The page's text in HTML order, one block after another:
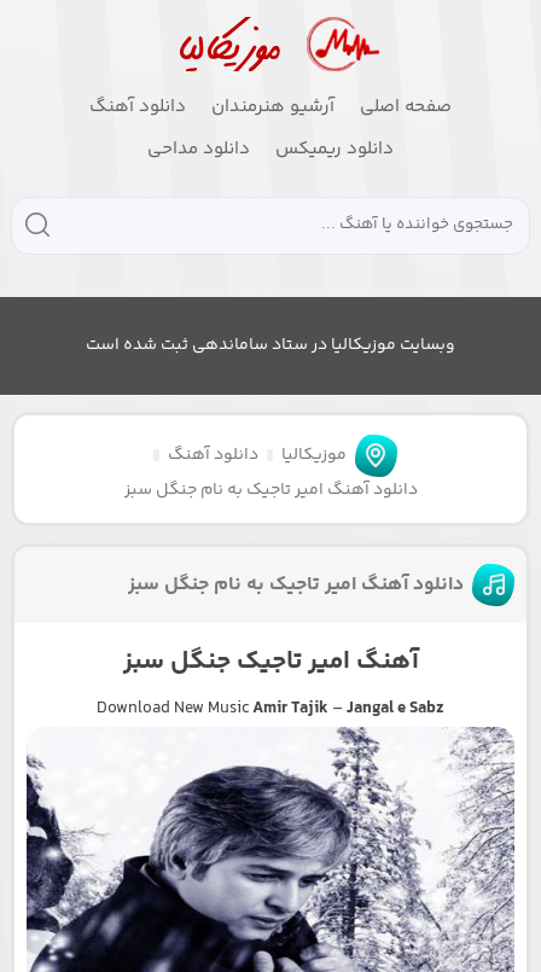
صفحه اصلی آرشیو هنرمندان
دانلود آهنگ
دانلود ریمیکس
دانلود مداحی
وبسایت موزیکالیا در ستاد ساماندهی ثبت شده است
موزیکالیا
دانلود آهنگ
دانلود آهنگ امیر تاجیک به نام جنگل سبز
دانلود آهنگ امیر تاجیک به نام جنگل سبز
آهنگ امیر تاجیک جنگل سبز
Download New MusicAmir Tajik –Jangal e Sabz